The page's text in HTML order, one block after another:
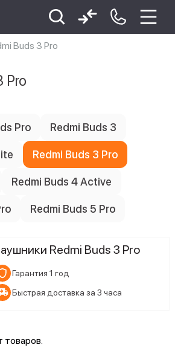
redmi 12c
Buds 3 Pro
Pro
Pro Redmi Buds 3
Redmi Buds 3 Pro
Redmi Buds 4 Active
Redmi Buds 5 Pro
Redmi Buds 3 Pro
Гарантия 1 год
Быстрая доставка за 3 часа
товаров.